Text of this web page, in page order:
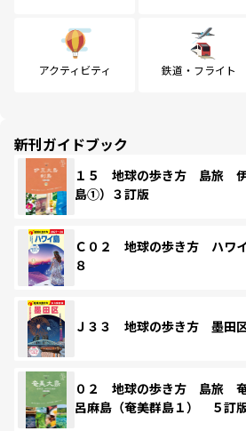
アクティビティ 鉄道・フライト
新刊ガイドブック
１５ 地球の歩き方 島旅
島①）３訂版
Ｃ０２ 地球の歩き方 ハワ
８
Ｊ３３ 地球の歩き方 墨田
０２ 地球の歩き方 島旅
呂麻島（奄美群島１） ５訂